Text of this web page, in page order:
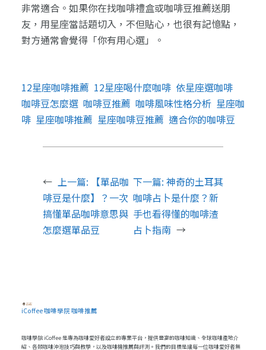
非常適合。如果你在找咖啡禮盒或咖啡豆推薦送朋
友，用星座當話題切入，不但貼心，也很有記憶點，
對方通常會覺得「你有用心選」。
12星座咖啡推薦 12星座喝什麼咖啡 依星座選咖啡
咖啡豆怎麼選 咖啡豆推薦 咖啡風味性格分析 星座咖
啡 星座咖啡推薦 星座咖啡豆推薦 適合你的咖啡豆
← 上一篇:
【單品咖
啡豆是什麼】？一次
搞懂單品咖啡意思與
怎麼選單品豆
下一篇: 神奇的土耳其
咖啡占卜是什麼？新
手也看得懂的咖啡渣
占卜指南 →
iCoffee 咖啡學院 咖啡推薦
咖啡學院 iCoffee 是專為咖啡愛好者設立的專業平台，提供豐富的咖啡知識、全球咖啡產地介
紹、各類咖啡沖泡技巧與教學，以及咖啡機推薦與評測。我們的目標是讓每一位咖啡愛好者無